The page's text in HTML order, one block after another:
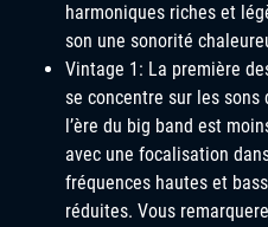
harmoniques riches et
son une sonorité
Vintage 1: La première
se concentre sur les sons
l’ère du big band est
avec une focalisation
fréquences hautes et
réduites. Vous